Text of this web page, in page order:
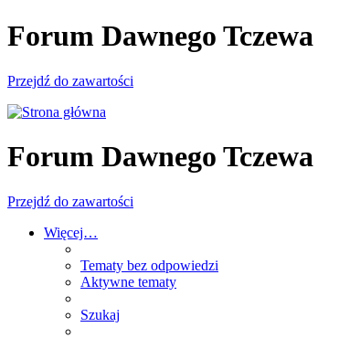
Forum Dawnego Tczewa
Przejdź do zawartości
Forum Dawnego Tczewa
Przejdź do zawartości
Więcej…
Tematy bez odpowiedzi
Aktywne tematy
Szukaj